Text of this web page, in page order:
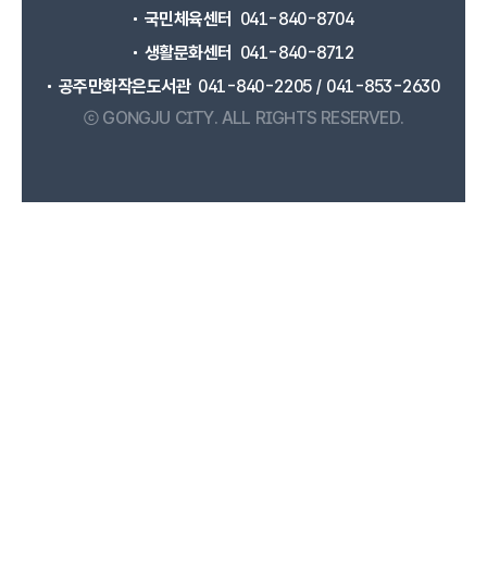
국민체육센터
041-840-8704
생활문화센터
041-840-8712
공주만화작은도서관 041-840-2205 / 041-853-2630
ⓒ GONGJU CITY. ALL RIGHTS RESERVED.